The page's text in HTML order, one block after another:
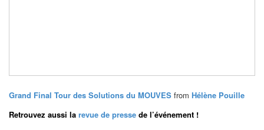
Grand Final Tour des Solutions du MOUVES from Hélène Pouille
Retrouvez aussi la revue de presse de l’événement !